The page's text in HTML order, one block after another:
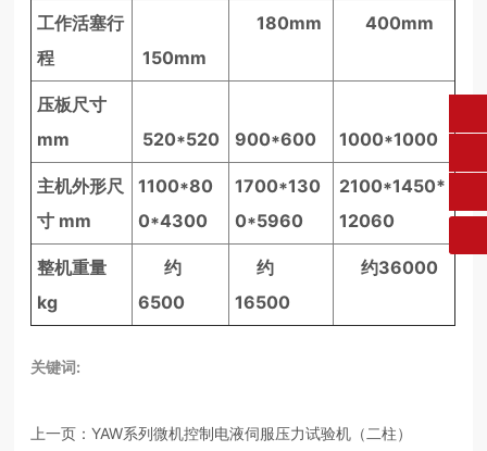
工作活塞行
程
150mm
180mm 400mm
压板尺寸
mm
520*520 900*600 1000*1000
主机外形尺
寸 mm
1100*80
0*4300
1700*130
0*5960
2100*1450*
12060
整机重量
kg
约
6500
约
16500
约36000
关键词:
上一页：YAW系列微机控制电液伺服压力试验机（二柱）
fangruikeji@163.com